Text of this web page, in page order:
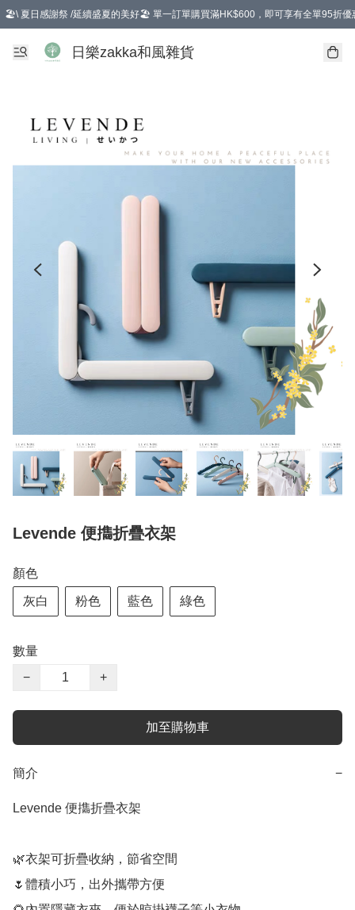
🏖️\ 夏日感謝祭 /延續盛夏的美好🏖️ 單一訂單購買滿HK$600，即可享有全單95折優
選擇GoGoX住宅/工商地址配送，單一訂單消費購物滿HK$680(折扣後），可享有
日樂zakka和風雜貨
Levende 便㩦折疊衣架
顏色
灰白 粉色 藍色 綠色
數量
−
+
加至購物車
簡介 −
Levende 便㩦折疊衣架
🌿衣架可折疊收納，節省空間
🌷體積小巧，出外攜帶方便